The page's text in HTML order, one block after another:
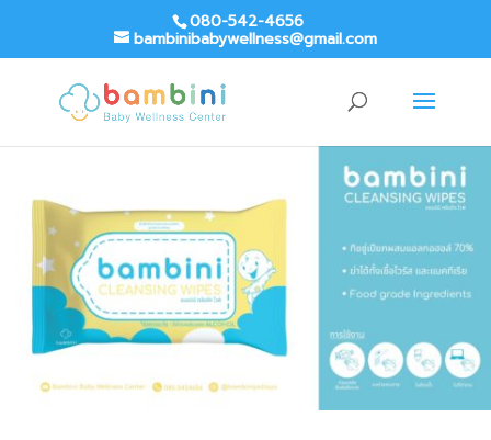
080-542-4656
bambinibabywellness@gmail.com